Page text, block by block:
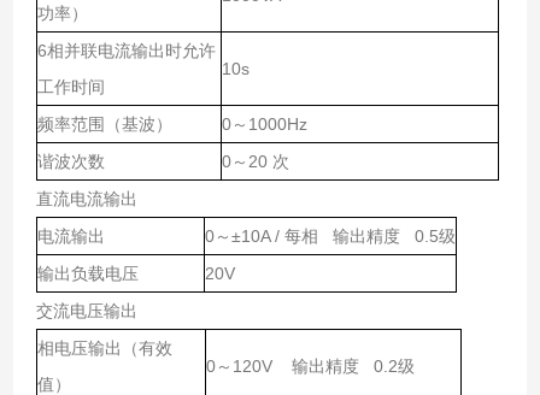
功率）
6相并联电流输出时允许
工作时间
10s
频率范围（基波）
0～1000Hz
谐波次数
0～20 次
直流电流输出
电流输出
0～±10A / 每相 输出精度 0.5级
输出负载电压
20V
交流电压输出
相电压输出（有效
值）
0～120V 输出精度 0.2级